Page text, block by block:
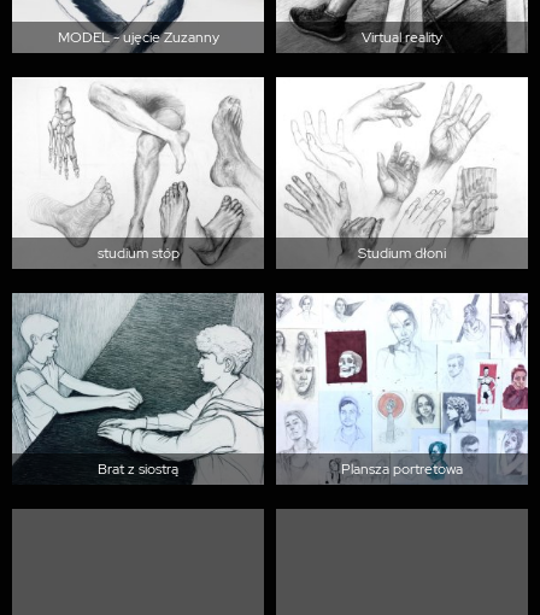
MODEL - ujęcie Zuzanny Virtual reality
studium stóp Studium dłoni
Brat z siostrą Plansza portretowa